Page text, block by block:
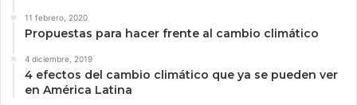
11 febrero, 2020
Propuestas para hacer frente al cambio climático
4 diciembre, 2019
4 efectos del cambio climático que ya se pueden ver
en América Latina